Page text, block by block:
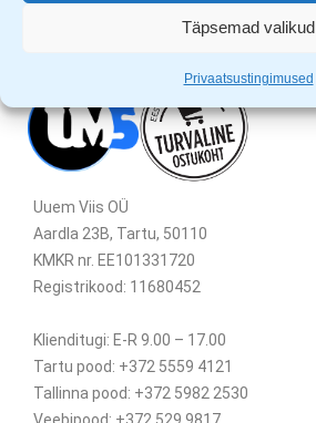
Täpsemad valikud
Privaatsustingimused
Uuem Viis OÜ
Aardla 23B, Tartu, 50110
KMKR nr. EE101331720
Registrikood: 11680452
Klienditugi: E-R 9.00 – 17.00
Tartu pood: +372 5559 4121
Tallinna pood: +372 5982 2530